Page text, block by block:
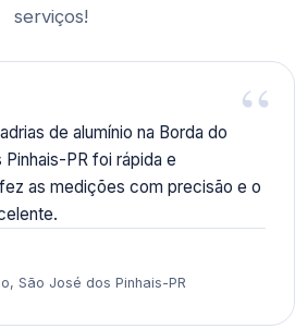
serviços!
de alumínio na Borda do
PR foi rápida e
as medições com precisão e o
São José dos Pinhais-PR